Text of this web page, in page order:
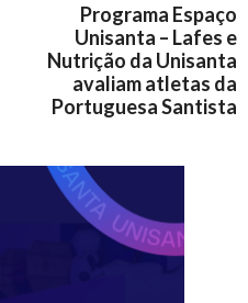
Programa Espaço
Unisanta – Lafes e
Nutrição da Unisanta
avaliam atletas da
Portuguesa Santista